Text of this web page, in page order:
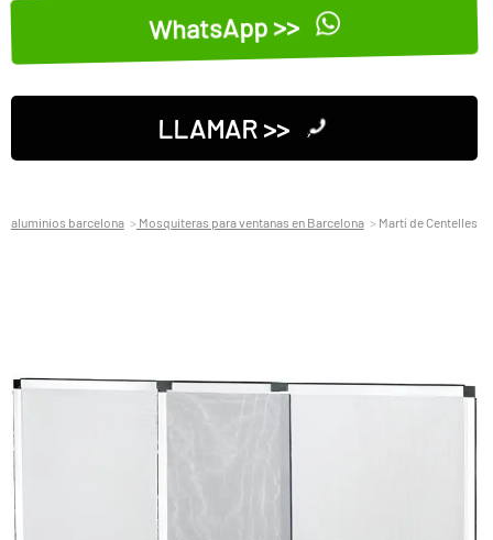
WhatsApp >>
LLAMAR >>
aluminios barcelona Mosquiteras para ventanas en Barcelona Martí de Centelles